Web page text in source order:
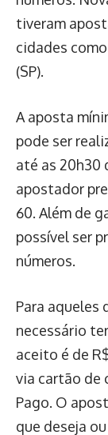
tiveram
cidades como
(SP).
A aposta
pode ser
até as 20h30
apostador
60. Além de
possível ser
números.
Para aqueles
necessário
aceito é de
via cartão de
Pago. O
que deseja